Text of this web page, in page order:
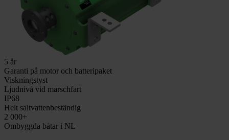
5 år
Garanti på motor och batteripaket
Viskningstyst
Ljudnivå vid marschfart
IP68
Helt saltvattenbeständig
2 000+
Ombyggda båtar i NL